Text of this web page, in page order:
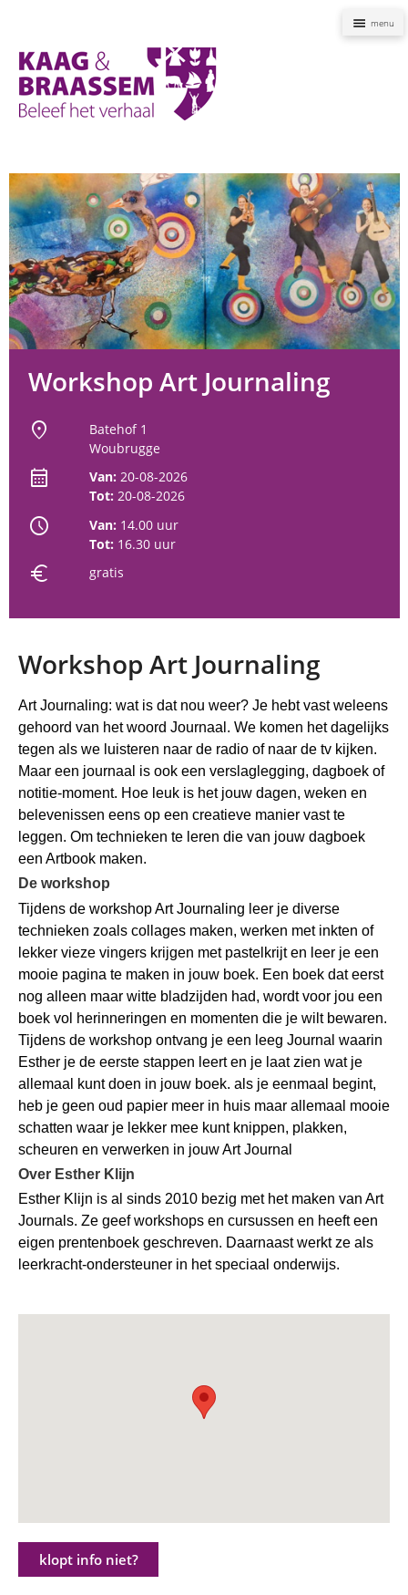
Workshop Art Journaling
location_on
Batehof 1
Woubrugge
calendar_month Van: 20-08-2026
Tot: 20-08-2026
schedule Van: 14.00 uur
Tot: 16.30 uur
euro gratis
Workshop Art Journaling
Art Journaling: wat is dat nou weer? Je hebt vast weleens
gehoord van het woord Journaal. We komen het dagelijks
tegen als we luisteren naar de radio of naar de tv kijken.
Maar een journaal is ook een verslaglegging, dagboek of
notitie-moment. Hoe leuk is het jouw dagen, weken en
belevenissen eens op een creatieve manier vast te
leggen. Om technieken te leren die van jouw dagboek
een Artbook maken.
De workshop
Tijdens de workshop Art Journaling leer je diverse
technieken zoals collages maken, werken met inkten of
lekker vieze vingers krijgen met pastelkrijt en leer je een
mooie pagina te maken in jouw boek. Een boek dat eerst
nog alleen maar witte bladzijden had, wordt voor jou een
boek vol herinneringen en momenten die je wilt bewaren.
Tijdens de workshop ontvang je een leeg Journal waarin
Esther je de eerste stappen leert en je laat zien wat je
allemaal kunt doen in jouw boek. als je eenmaal begint,
heb je geen oud papier meer in huis maar allemaal mooie
schatten waar je lekker mee kunt knippen, plakken,
scheuren en verwerken in jouw Art Journal
Over Esther Klijn
Esther Klijn is al sinds 2010 bezig met het maken van Art
Journals. Ze geef workshops en cursussen en heeft een
eigen prentenboek geschreven. Daarnaast werkt ze als
leerkracht-ondersteuner in het speciaal onderwijs.
klopt info niet?